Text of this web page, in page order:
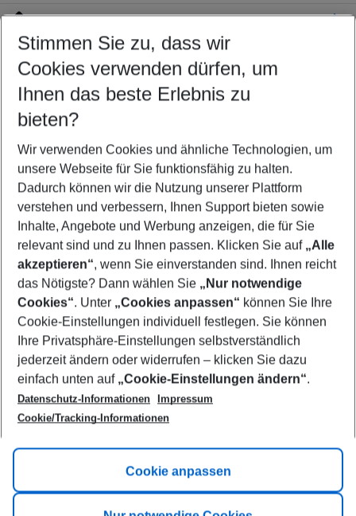
Location
Customize your offer
Find the perfect deal which suits your best
Your departure airport
Any airport
Select your date range
08/08/26–06/08/27 5-8 nights
Who will travel
2 adults No children
Show more filter
Footer
Footer navigation
Title A
Link A
Stimmen Sie zu, dass wir
Cookies verwenden dürfen, um
Ihnen das beste Erlebnis zu
bieten?
Wir verwenden Cookies und ähnliche Technologien, um
unsere Webseite für Sie funktionsfähig zu halten.
Dadurch können wir die Nutzung unserer Plattform
verstehen und verbessern, Ihnen Support bieten sowie
Inhalte, Angebote und Werbung anzeigen, die für Sie
relevant sind und zu Ihnen passen. Klicken Sie auf „Alle
akzeptieren“, wenn Sie einverstanden sind. Ihnen reicht
das Nötigste? Dann wählen Sie „Nur notwendige
Cookies“. Unter „Cookies anpassen“ können Sie Ihre
Cookie-Einstellungen individuell festlegen. Sie können
Ihre Privatsphäre-Einstellungen selbstverständlich
jederzeit ändern oder widerrufen – klicken Sie dazu
einfach unten auf „Cookie-Einstellungen ändern“.
Datenschutz-Informationen
Impressum
Cookie/Tracking-Informationen
Cookie anpassen